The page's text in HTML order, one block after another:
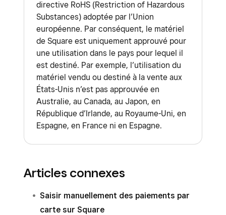
facturation. Vous trouverez peut-être des
instructions pour enregistrer la carte au dos de
celle-ci.
de paiement, vous pouvezsaisir
manuellement les paiements par carte avec
Square.
Lorsque vous traitez des cartes internationales,
gardez à l’esprit les points suivants :
Si vous rencontrez des difficultés lors du
traitement d’une carte internationale,
demandez au titulaire de la carte de
communiquer avec sa banque émettrice.
l’émetteur dans la mesure où les paiements
doivent être traités dans la devise de la
transaction.
directive RoHS (Restriction of Hazardous
Substances) adoptée par l’Union
européenne. Par conséquent, le matériel
de Square est uniquement approuvé pour
une utilisation dans le pays pour lequel il
est destiné. Par exemple, l’utilisation du
matériel vendu ou destiné à la vente aux
États-Unis n’est pas approuvée en
Australie, au Canada, au Japon, en
République d’Irlande, au Royaume-Uni, en
Espagne, en France ni en Espagne.
Articles connexes
Saisir manuellement des paiements par
carte sur Square